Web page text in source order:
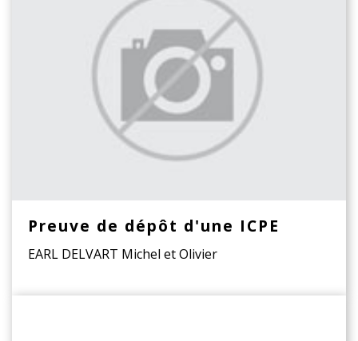
Preuve de dépôt d'une ICPE
EARL DELVART Michel et Olivier